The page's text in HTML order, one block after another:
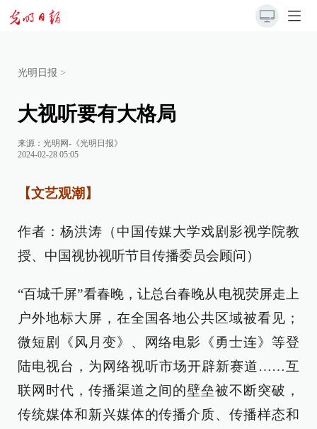
光明日报 >
大视听要有大格局
来源： 光明网-《光明日报》
2024-02-28 05:05
【文艺观潮】
作者：杨洪涛（中国传媒大学戏剧影视学院教
授、中国视协视听节目传播委员会顾问）
“百城千屏”看春晚，让总台春晚从电视荧屏走上
户外地标大屏，在全国各地公共区域被看见；
微短剧《风月变》、网络电影《勇士连》等登
陆电视台，为网络视听市场开辟新赛道……互
联网时代，传播渠道之间的壁垒被不断突破，
传统媒体和新兴媒体的传播介质、传播样态和